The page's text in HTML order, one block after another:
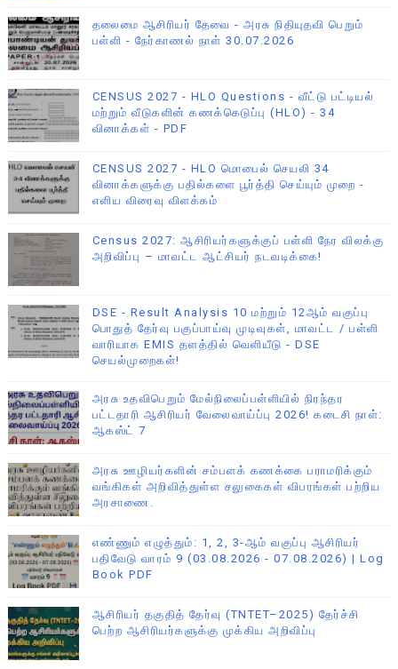
தலைமை ஆசிரியர் தேவை - அரசு நிதியுதவி பெறும்
பள்ளி - நேர்காணல் நாள் 30.07.2026
CENSUS 2027 - HLO Questions - வீட்டு பட்டியல்
மற்றும் வீடுகளின் கணக்கெடுப்பு (HLO) - 34
வினாக்கள் - PDF
CENSUS 2027 - HLO மொபைல் செயலி 34
வினாக்களுக்கு பதில்களை பூர்த்தி செய்யும் முறை -
எளிய விரைவு விளக்கம்
Census 2027: ஆசிரியர்களுக்குப் பள்ளி நேர விலக்கு
அறிவிப்பு – மாவட்ட ஆட்சியர் நடவடிக்கை!
DSE - Result Analysis 10 மற்றும் 12ஆம் வகுப்பு
பொதுத் தேர்வு பகுப்பாய்வு முடிவுகள், மாவட்ட / பள்ளி
வாரியாக EMIS தளத்தில் வெளியீடு - DSE
செயல்முறைகள்!
அரசு உதவிபெறும் மேல்நிலைப்பள்ளியில் நிரந்தர
பட்டதாரி ஆசிரியர் வேலைவாய்ப்பு 2026! கடைசி நாள்:
ஆகஸ்ட் 7
அரசு ஊழியர்களின் சம்பளக் கணக்கை பராமரிக்கும்
வங்கிகள் அறிவித்துள்ள சலுகைகள் விபரங்கள் பற்றிய
அரசாணை.
எண்ணும் எழுத்தும்: 1, 2, 3-ஆம் வகுப்பு ஆசிரியர்
பதிவேடு வாரம் 9 (03.08.2026 - 07.08.2026) | Log
Book PDF
ஆசிரியர் தகுதித் தேர்வு (TNTET–2025) தேர்ச்சி
பெற்ற ஆசிரியர்களுக்கு முக்கிய அறிவிப்பு